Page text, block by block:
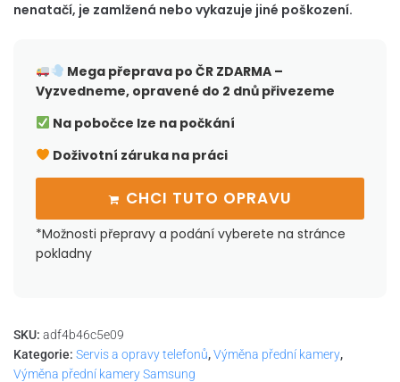
nenatačí, je zamlžená nebo vykazuje jiné poškození.
Mega přeprava po ČRZDARMA –
Vyzvedneme, opravené do 2 dnů přivezeme
Na pobočce lze na počkání
Doživotní záruka na práci
CHCI TUTO OPRAVU
*Možnosti přepravy a podání vyberete na stránce
pokladny
SKU: adf4b46c5e09
Kategorie: Servis a opravy telefonů,Výměna přední kamery,
Výměna přední kamery Samsung